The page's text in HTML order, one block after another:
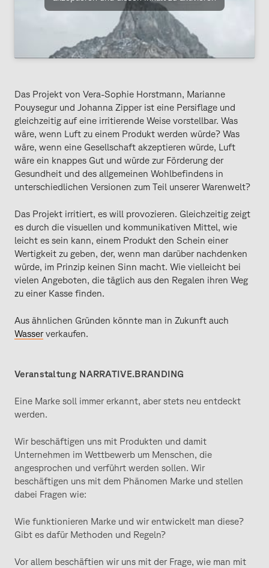
Das Projekt von Vera-Sophie Horstmann, Marianne
Pouysegur und Johanna Zipper ist eine Persiflage und
gleichzeitig auf eine irritierende Weise vorstellbar. Was
wäre, wenn Luft zu einem Produkt werden würde? Was
wäre, wenn eine Gesellschaft akzeptieren würde, Luft
wäre ein knappes Gut und würde zur Förderung der
Gesundheit und des allgemeinen Wohlbefindens in
unterschiedlichen Versionen zum Teil unserer Warenwelt?
Das Projekt irritiert, es will provozieren. Gleichzeitig zeigt
es durch die visuellen und kommunikativen Mittel, wie
leicht es sein kann, einem Produkt den Schein einer
Wertigkeit zu geben, der, wenn man darüber nachdenken
würde, im Prinzip keinen Sinn macht. Wie vielleicht bei
vielen Angeboten, die täglich aus den Regalen ihren Weg
zu einer Kasse finden.
Aus ähnlichen Gründen könnte man in Zukunft auch
Wasserverkaufen.
Veranstaltung NARRATIVE.BRANDING
Eine Marke soll immer erkannt, aber stets neu entdeckt
werden.
Wir beschäftigen uns mit Produkten und damit
Unternehmen im Wettbewerb um Menschen, die
angesprochen und verführt werden sollen. Wir
beschäftigen uns mit dem Phänomen Marke und stellen
dabei Fragen wie:
Wie funktionieren Marke und wir entwickelt man diese?
Gibt es dafür Methoden und Regeln?
Vor allem beschäftien wir uns mit der Frage, wie man mit